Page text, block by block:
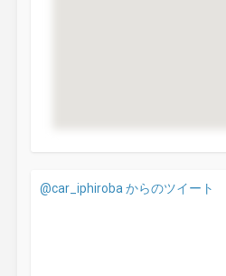
@car_iphiroba からのツイート